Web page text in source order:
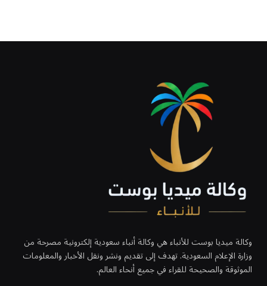
وكالة ميديا بوست للأنباء هي وكالة أنباء سعودية إلكترونية مصرحة من
وزارة الإعلام السعودية. تهدف إلى تقديم ونشر ونقل الأخبار والمعلومات
الموثوقة والصحيحة للقراء في جميع أنحاء العالم.